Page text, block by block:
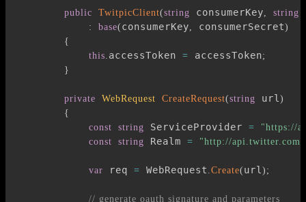
public TwitpicClient(string consumerKey, string
: base( consumerKey, consumerSecret)
{
this. accessToken = accessToken;
}
private WebRequest CreateRequest(string url )
{
const
string ServiceProvider =
"https://
const
string Realm = "http://
var req = WebRequest .Create( url ) ;
// generate oauth signature and parameters